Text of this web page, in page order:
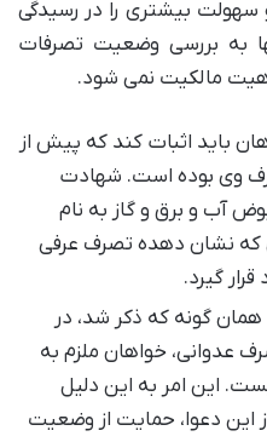
سهولت بیشتری را در رسیدگی
به بررسی وضعیت تصرفات
مالکیت نمی شود.
باید اثبات کند که پیش از
وی بوده است. شهادت
آب و برق و گاز به نام
که نشان دهده تصرف عرفی
گیرد.
همان گونه که ذکر شد، در
عدوانی، خواهان ملزم به
این امر به این دلیل
این دعوا، حمایت از وضعیت